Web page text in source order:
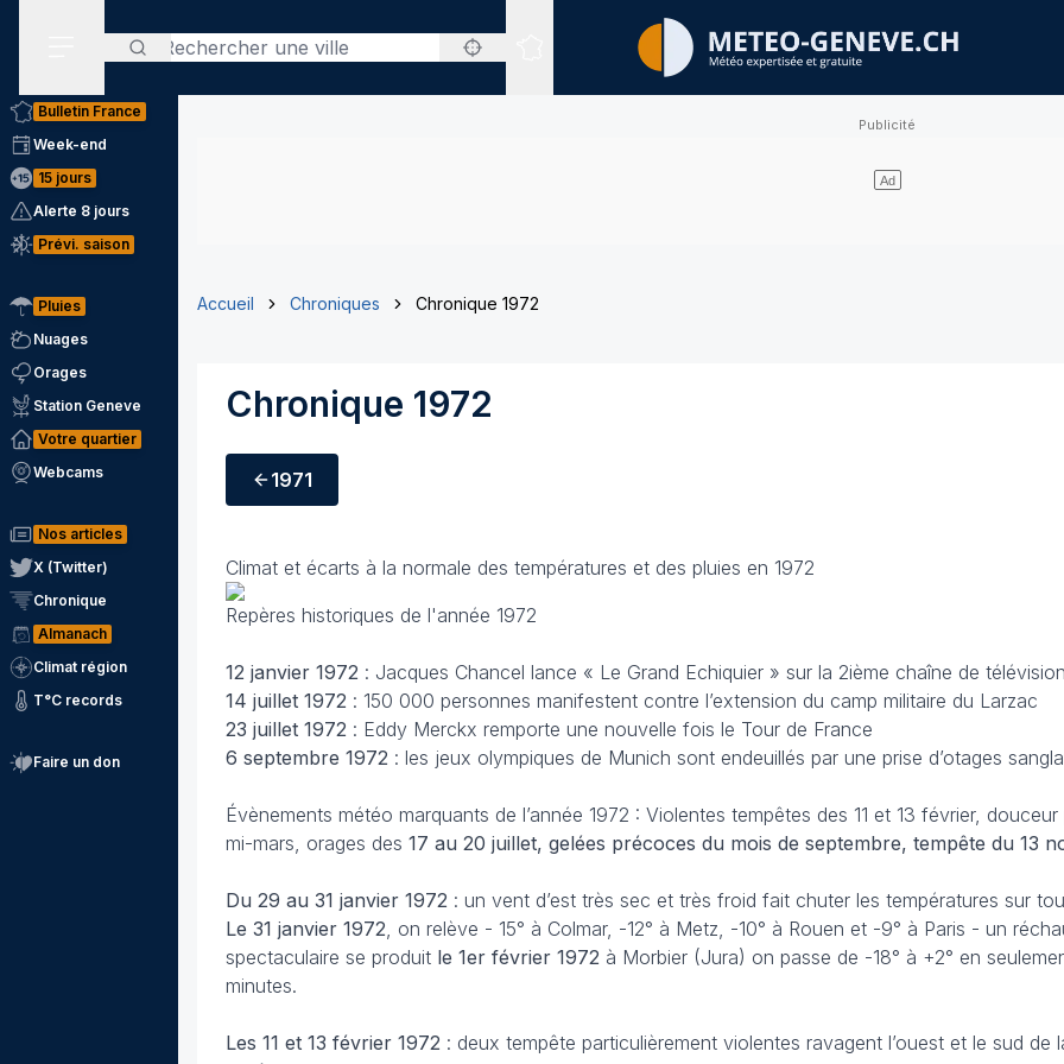
Rechercher
Sites expertisés
Bulletin France
Week-end
15 jours
Alerte 8 jours
Prévi. saison
Pluies
Nuages
Orages
Station Geneve
Votre quartier
Webcams
Nos articles
X (Twitter)
Chronique
Almanach
Climat région
T°C records
Faire un don
Accueil Chroniques Chronique 1972
Chronique 1972
1971
Climat et écarts à la normale des températures et des pluies en 1972
Repères historiques de l'année 1972
12 janvier 1972 : Jacques Chancel lance « Le Grand Echiquier » sur la 2ième chaîne de télévision
14 juillet 1972 : 150 000 personnes manifestent contre l’extension du camp militaire du Larzac
23 juillet 1972 : Eddy Merckx remporte une nouvelle fois le Tour de France
6 septembre 1972 : les jeux olympiques de Munich sont endeuillés par une prise d’otages
Évènements météo marquants de l’année 1972 : Violentes tempêtes des 11 et 13 février,
mi-mars, orages des 17 au 20 juillet, gelées précoces du mois de septembre, tempête du 13
Du 29 au 31 janvier 1972 : un vent d’est très sec et très froid fait chuter les températures sur
Le 31 janvier 1972, on relève - 15° à Colmar, -12° à Metz, -10° à Rouen et -9° à Paris - un
spectaculaire se produit le 1er février 1972 à Morbier (Jura) on passe de -18° à +2° en
minutes.
Les 11 et 13 février 1972 : deux tempête particulièrement violentes ravagent l’ouest et le sud de